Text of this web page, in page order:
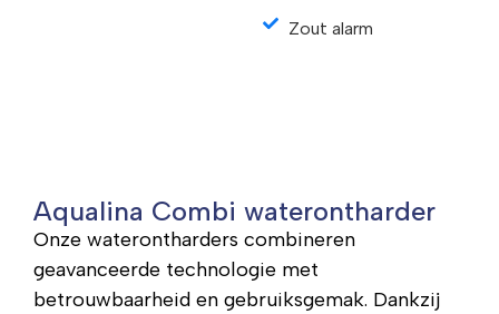
Zout alarm
Aqualina Combi waterontharder
Onze waterontharders combineren
geavanceerde technologie met
betrouwbaarheid en gebruiksgemak. Dankzij